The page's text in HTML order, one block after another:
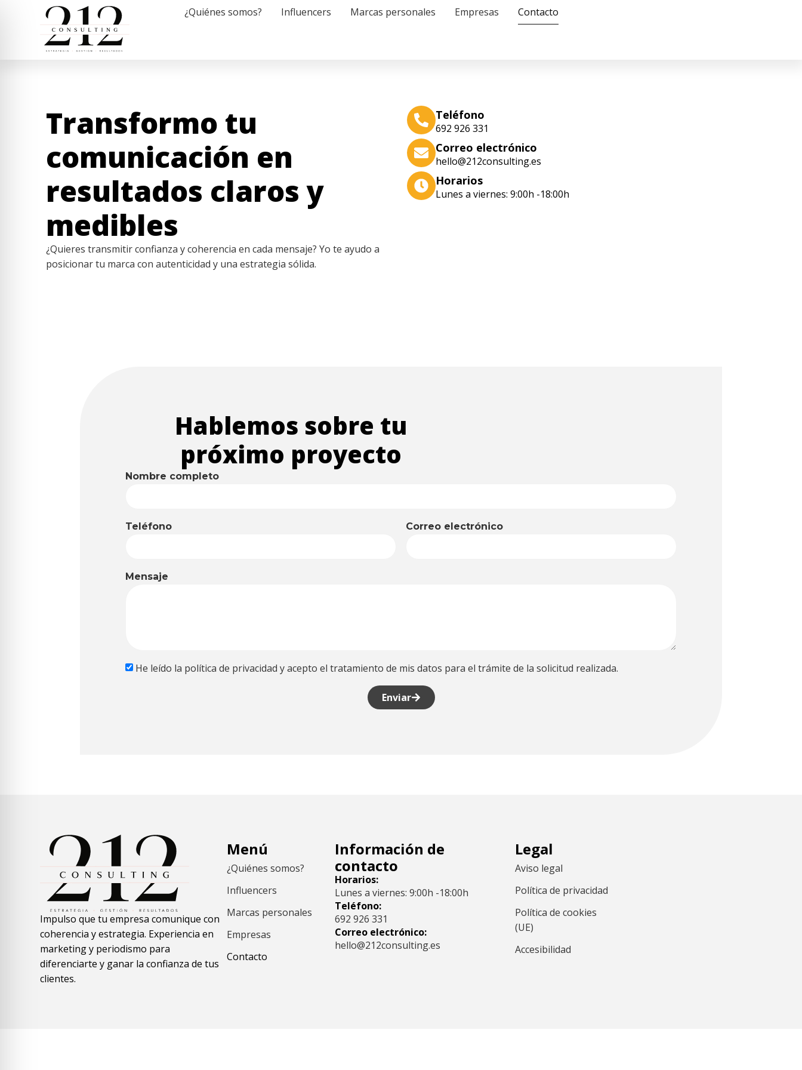
¿Quiénes somos? Influencers Marcas personales Empresas Contacto
Transformo tu
comunicación en
resultados claros y
medibles
¿Quieres transmitir confianza y coherencia en cada mensaje? Yo te ayudo a
posicionar tu marca con autenticidad y una estrategia sólida.
Teléfono
692 926 331
Correo electrónico
hello@212consulting.es
Horarios
Lunes a viernes: 9:00h -18:00h
Hablemos sobre tu
próximo proyecto
Nombre completo
Teléfono Correo electrónico
Mensaje
He leído la política de privacidad y acepto el tratamiento de mis datos para el trámite de la solicitud realizada.
Enviar
Impulso que tu empresa comunique con
coherencia y estrategia. Experiencia en
marketing y periodismo para
diferenciarte y ganar la confianza de tus
clientes.
Menú
¿Quiénes somos?
Influencers
Marcas personales
Empresas
Contacto
Información de
contacto
Horarios:
Lunes a viernes: 9:00h -18:00h
Teléfono:
692 926 331
Correo electrónico:
hello@212consulting.es
Legal
Aviso legal
Política de privacidad
Política de cookies
(UE)
Accesibilidad